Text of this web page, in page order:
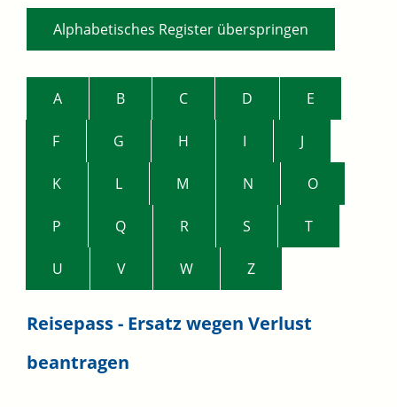
Alphabetisches Register überspringen
A B C D E
F G H I J
K L M N O
P Q R S T
U V W Z
Reisepass - Ersatz wegen Verlust
beantragen